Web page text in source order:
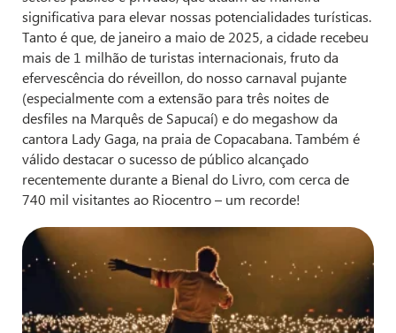
significativa para elevar nossas potencialidades turísticas.
Tanto é que, de janeiro a maio de 2025, a cidade recebeu
mais de 1 milhão de turistas internacionais, fruto da
efervescência do réveillon, do nosso carnaval pujante
(especialmente com a extensão para três noites de
desfiles na Marquês de Sapucaí) e do megashow da
cantora Lady Gaga, na praia de Copacabana. Também é
válido destacar o sucesso de público alcançado
recentemente durante a Bienal do Livro, com cerca de
740 mil visitantes ao Riocentro – um recorde!